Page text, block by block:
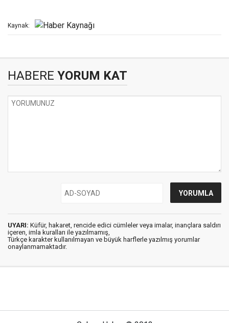
Kaynak:
HABERE YORUM KAT
UYARI: Küfür, hakaret, rencide edici cümleler veya imalar, inançlara saldırı
içeren, imla kuralları ile yazılmamış,
Türkçe karakter kullanılmayan ve büyük harflerle yazılmış yorumlar
onaylanmamaktadır.